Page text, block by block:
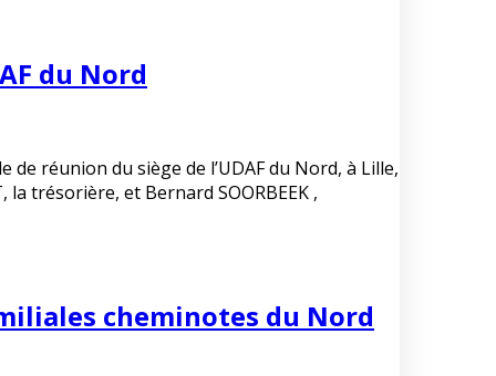
du Nord
de réunion du siège de l’UDAF du Nord, à Lille,
la trésorière, et Bernard SOORBEEK ,
cheminotes du Nord